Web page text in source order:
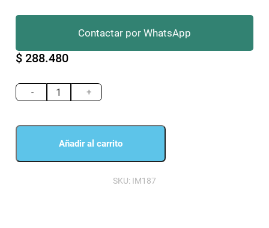
$ 288.480
-
-
Cam
ref
+
Añadir al carrito
Contactar por WhatsApp
SKU: IM187